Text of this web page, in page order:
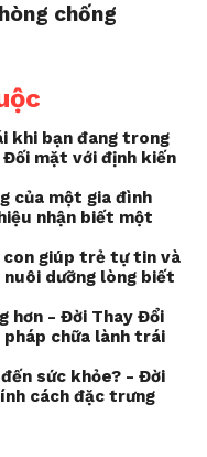
chống
khi bạn đang trong
Đối mặt với định kiến
của một gia đình
nhận biết một
con giúp trẻ tự tin và
nuôi dưỡng lòng biết
hơn - Đời Thay Đổi
chữa lành trái
sức khỏe? - Đời
cách đặc trưng